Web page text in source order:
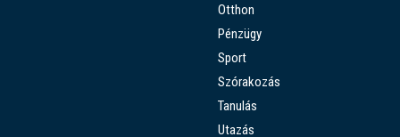
Otthon
Pénzügy
Sport
Szórakozás
Tanulás
Utazás